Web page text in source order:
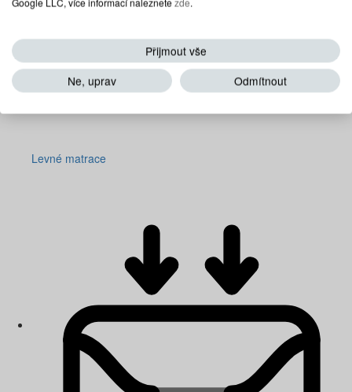
Levné matrace
Přijmout vše
Ne, uprav
Odmítnout